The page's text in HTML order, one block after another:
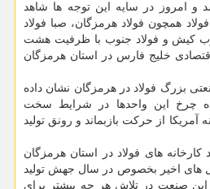
و امروز در سایه این توجه ها شاهد
همچون فولاد هرمزگان، صبا فولاد
کیش و فولاد جنوب با ظرفیت هشت
خلیج فارس در استان هرمزگان
بزرگ فولاد در هرمزگان نشان داده
چرخ این واحدها در شرایط سخت
آمریکا از حرکت بازبماند و رونق تولید
های فولاد در استان هرمزگان
های اخیر بخصوص در سال جهش تولید
این صنعت در تلاش هر چه بیشتر برای